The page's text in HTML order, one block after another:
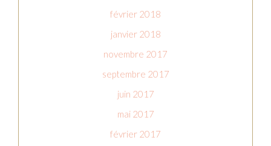
février 2018
janvier 2018
novembre 2017
septembre 2017
juin 2017
mai 2017
février 2017